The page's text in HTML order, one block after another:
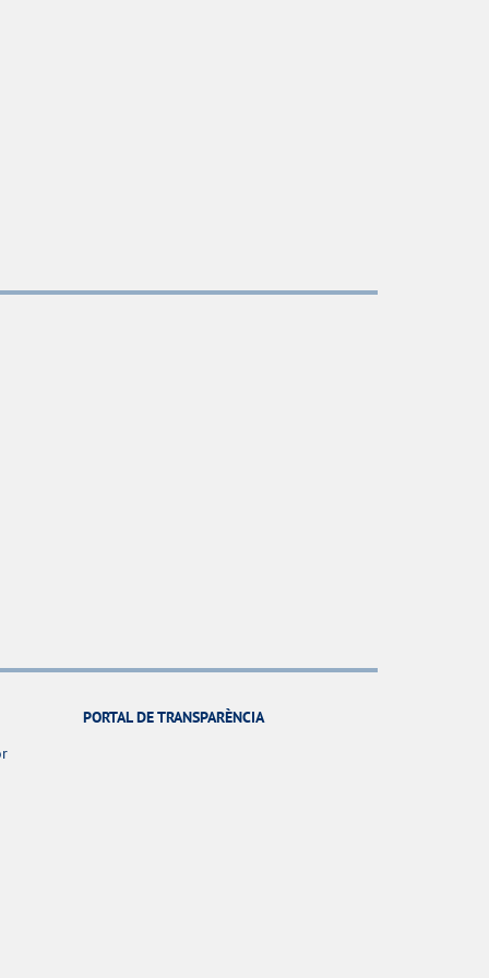
PORTAL DE TRANSPARÈNCIA